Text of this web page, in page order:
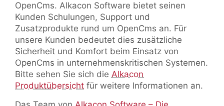
OpenCms. Alkacon Software bietet seinen
Kunden Schulungen, Support und
Zusatzprodukte rund um OpenCms an. Für
unsere Kunden bedeutet dies zusätzliche
Sicherheit und Komfort beim Einsatz von
OpenCms in unternehmenskritischen Systemen.
Bitte sehen Sie sich die Alkacon
Produktübersicht für weitere Informationen an.